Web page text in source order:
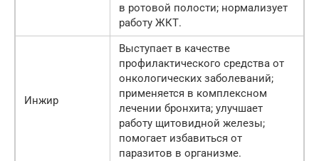
в ротовой полости; нормализует
работу ЖКТ.
Инжир
Выступает в качестве
профилактического средства от
онкологических заболеваний;
применяется в комплексном
лечении бронхита; улучшает
работу щитовидной железы;
помогает избавиться от
паразитов в организме.